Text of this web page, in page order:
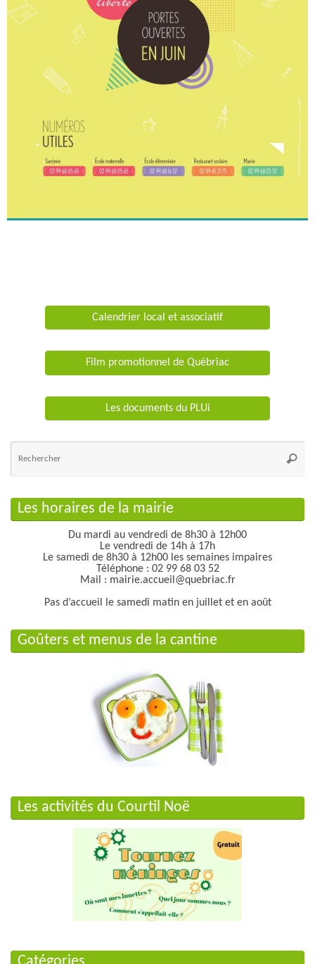
Calendrier local et associatif
Film promotionnel de Québriac
Les documents du PLUi
Les horaires de la mairie
Du mardi au vendredi de 8h30 à 12h00
Le vendredi de 14h à 17h
Le samedi de 8h30 à 12h00 les semaines impaires
Téléphone : 02 99 68 03 52
Mail : mairie.accueil@quebriac.fr
Pas d’accueil le samedi matin en juillet et en août
Goûters et menus de la cantine
Les activités du Courtil Noë